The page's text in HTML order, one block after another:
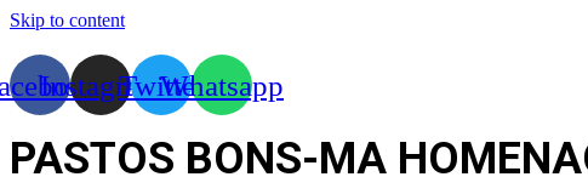
Skip to content
InstagramTwitterWhatsapp
PASTOS BONS-MA